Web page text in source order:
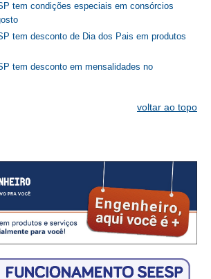
tem condições especiais em consórcios
tem desconto de Dia dos Pais em produtos
tem desconto em mensalidades no
voltar ao topo